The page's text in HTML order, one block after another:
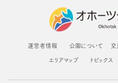
運営者情報 公園について 交
エリアマップ トピックス